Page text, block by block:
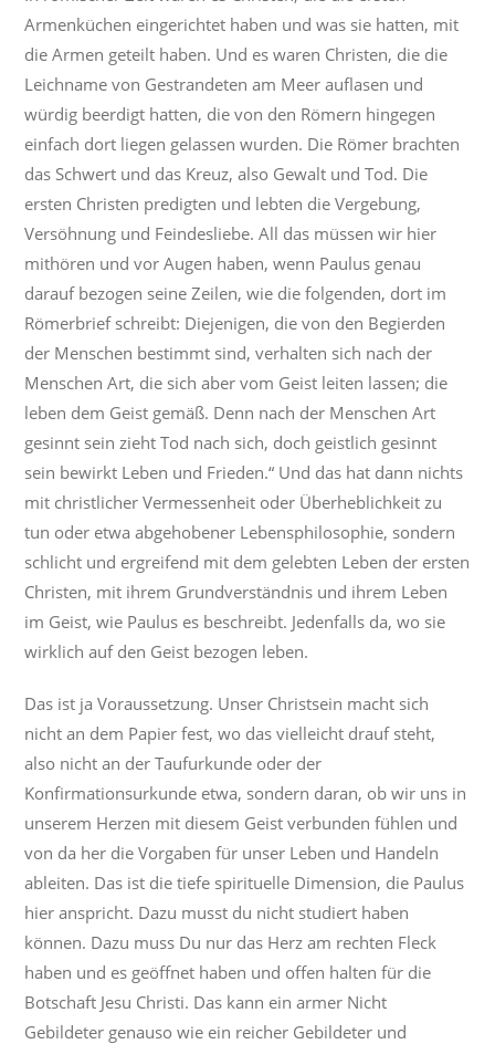
Armenküchen eingerichtet haben und was sie hatten, mit
die Armen geteilt haben. Und es waren Christen, die die
Leichname von Gestrandeten am Meer auflasen und
würdig beerdigt hatten, die von den Römern hingegen
einfach dort liegen gelassen wurden. Die Römer brachten
das Schwert und das Kreuz, also Gewalt und Tod. Die
ersten Christen predigten und lebten die Vergebung,
Versöhnung und Feindesliebe. All das müssen wir hier
mithören und vor Augen haben, wenn Paulus genau
darauf bezogen seine Zeilen, wie die folgenden, dort im
Römerbrief schreibt: Diejenigen, die von den Begierden
der Menschen bestimmt sind, verhalten sich nach der
Menschen Art, die sich aber vom Geist leiten lassen; die
leben dem Geist gemäß. Denn nach der Menschen Art
gesinnt sein zieht Tod nach sich, doch geistlich gesinnt
sein bewirkt Leben und Frieden.“ Und das hat dann nichts
mit christlicher Vermessenheit oder Überheblichkeit zu
tun oder etwa abgehobener Lebensphilosophie, sondern
schlicht und ergreifend mit dem gelebten Leben der ersten
Christen, mit ihrem Grundverständnis und ihrem Leben
im Geist, wie Paulus es beschreibt. Jedenfalls da, wo sie
wirklich auf den Geist bezogen leben.
Das ist ja Voraussetzung. Unser Christsein macht sich
nicht an dem Papier fest, wo das vielleicht drauf steht,
also nicht an der Taufurkunde oder der
Konfirmationsurkunde etwa, sondern daran, ob wir uns in
unserem Herzen mit diesem Geist verbunden fühlen und
von da her die Vorgaben für unser Leben und Handeln
ableiten. Das ist die tiefe spirituelle Dimension, die Paulus
hier anspricht. Dazu musst du nicht studiert haben
können. Dazu muss Du nur das Herz am rechten Fleck
haben und es geöffnet haben und offen halten für die
Botschaft Jesu Christi. Das kann ein armer Nicht
Gebildeter genauso wie ein reicher Gebildeter und